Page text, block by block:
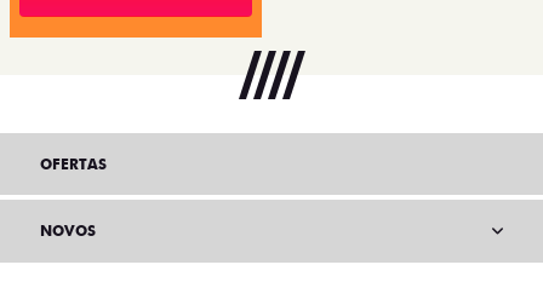
OFERTAS
NOVOS